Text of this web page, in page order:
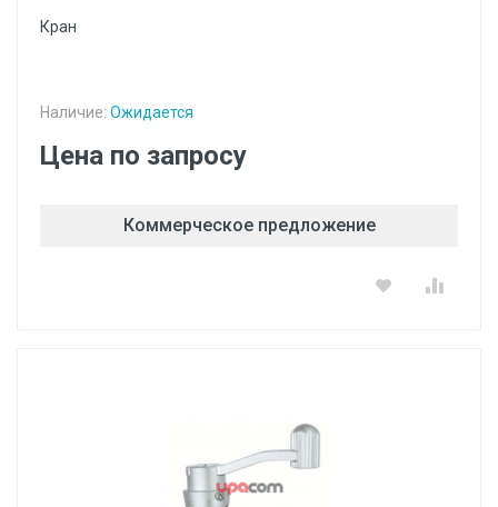
Кран
Наличие: Ожидается
Цена по запросу
Коммерческое предложение